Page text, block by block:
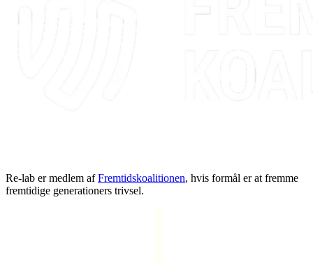
Re-lab er medlem afFremtidskoalitionen, hvis formål er at fremme
fremtidige generationers trivsel.